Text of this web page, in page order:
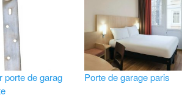
porte de garag
Porte de garage paris